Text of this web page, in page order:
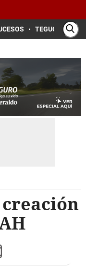
TEGUCIGALPA